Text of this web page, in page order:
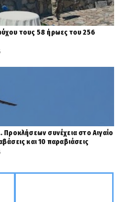
τους 58 ήρωες του 256
Προκλήσεων συνέχεια στο Αιγαίο
και 10 παραβιάσεις